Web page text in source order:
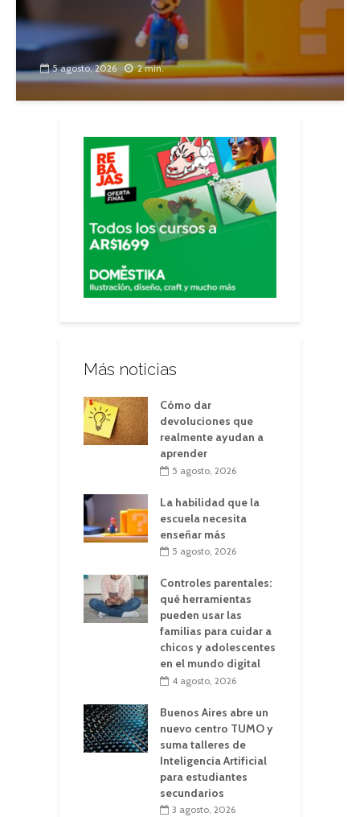
5 agosto, 2026 2 min.
Más noticias
Cómo dar
devoluciones que
realmente ayudan a
aprender
5 agosto, 2026
La habilidad que la
escuela necesita
enseñar más
5 agosto, 2026
Controles parentales:
qué herramientas
pueden usar las
familias para cuidar a
chicos y adolescentes
en el mundo digital
4 agosto, 2026
Buenos Aires abre un
nuevo centro TUMO y
suma talleres de
Inteligencia Artificial
para estudiantes
secundarios
3 agosto, 2026